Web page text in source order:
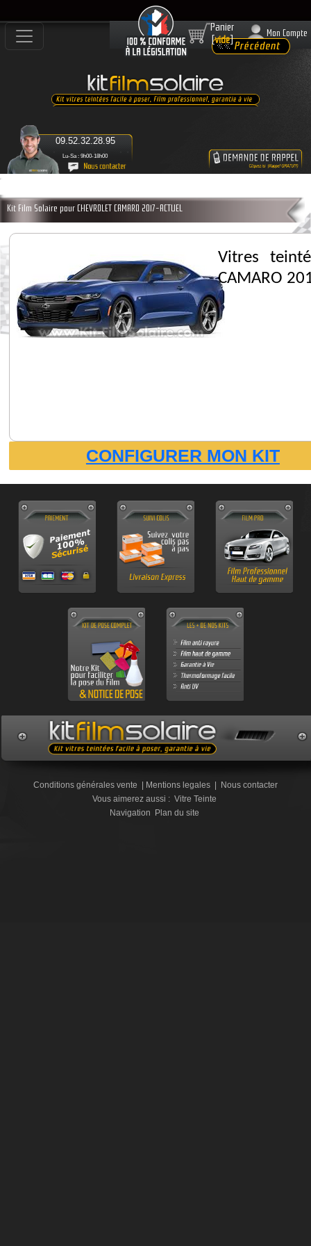
Lu-Sa : 9h00-18h00
09.52.32.28.95
Panier
[vide]
Mon Compte
Kit Film Solaire pour CHEVROLET CAMARO 2017-ACTUEL
Vitres
CAMARO
CONFIGURER MON KIT
Conditions générales vente | Mentions legales | Nous contacter
Vous aimerez aussi : Vitre Teinte
Navigation Plan du site